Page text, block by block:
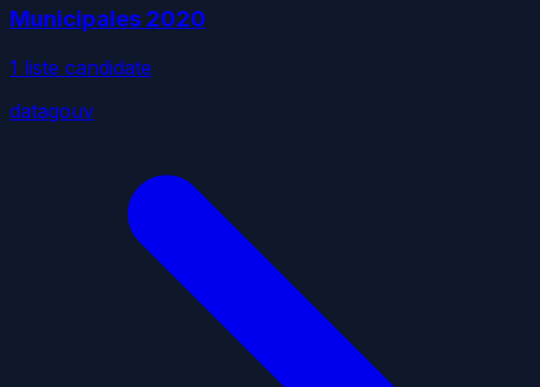
Municipales 2020
1 liste candidate
datagouv